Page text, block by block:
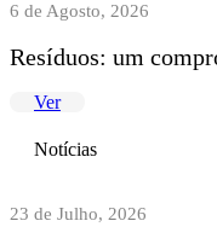
6 de Agosto, 2026
Resíduos: um
Ver
Notícias
23 de Julho, 2026